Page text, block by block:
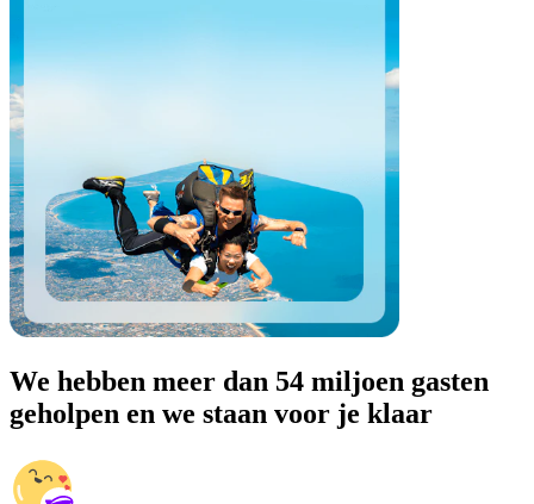
We hebben meer dan 54 miljoen gasten
geholpen en we staan voor je klaar